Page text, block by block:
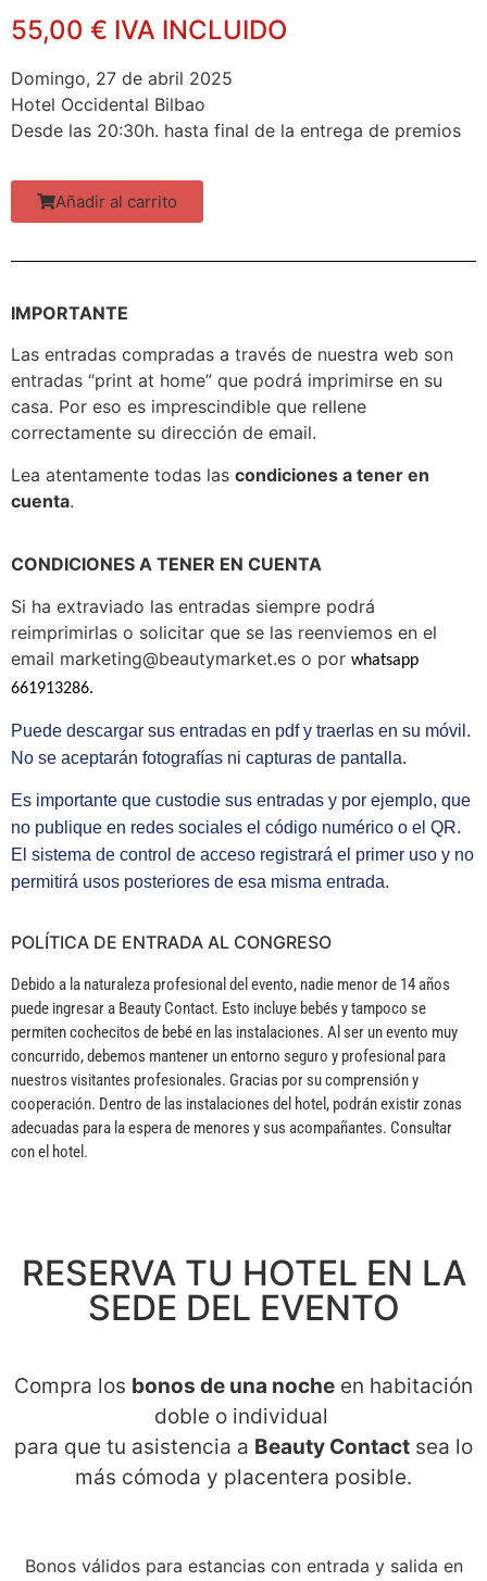
55,00 € IVA INCLUIDO
Domingo, 27 de abril 2025
Hotel Occidental Bilbao
Desde las 20:30h. hasta final de la entrega de premios
Añadir al carrito
IMPORTANTE
Las entradas compradas a través de nuestra web son
entradas “print at home” que podrá imprimirse en su
casa. Por eso es imprescindible que rellene
correctamente su dirección de email.
Lea atentamente todas las condiciones a tener en
cuenta.
CONDICIONES A TENER EN CUENTA
Si ha extraviado las entradas siempre podrá
reimprimirlas o solicitar que se las reenviemos en el
email marketing@beautymarket.es o por whatsapp
661913286.
Puede descargar sus entradas en pdf y traerlas en su móvil.
No se aceptarán fotografías ni capturas de pantalla.
Es importante que custodie sus entradas y por ejemplo, que
no publique en redes sociales el código numérico o el QR.
El sistema de control de acceso registrará el primer uso y no
permitirá usos posteriores de esa misma entrada.
POLÍTICA DE ENTRADA AL CONGRESO
Debido a la naturaleza profesional del evento, nadie menor de 14 años
puede ingresar a Beauty Contact. Esto incluye bebés y tampoco se
permiten cochecitos de bebé en las instalaciones. Al ser un evento muy
concurrido, debemos mantener un entorno seguro y profesional para
nuestros visitantes profesionales. Gracias por su comprensión y
cooperación. Dentro de las instalaciones del hotel, podrán existir zonas
adecuadas para la espera de menores y sus acompañantes. Consultar
con el hotel.
RESERVA TU HOTEL EN LA
SEDE DEL EVENTO
Compra los bonos de una noche en habitación
doble o individual
para que tu asistencia a Beauty Contact sea lo
más cómoda y placentera posible.
Bonos válidos para estancias con entrada y salida en